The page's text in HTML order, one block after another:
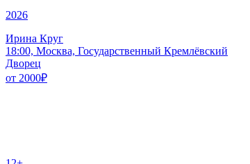
2026
Ирина Круг
18:00, Москва, Государственный Кремлёвский
Дворец
от 2000₽